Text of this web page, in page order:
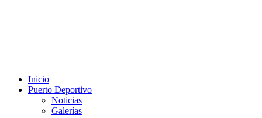
Inicio
Puerto Deportivo
Noticias
Galerías